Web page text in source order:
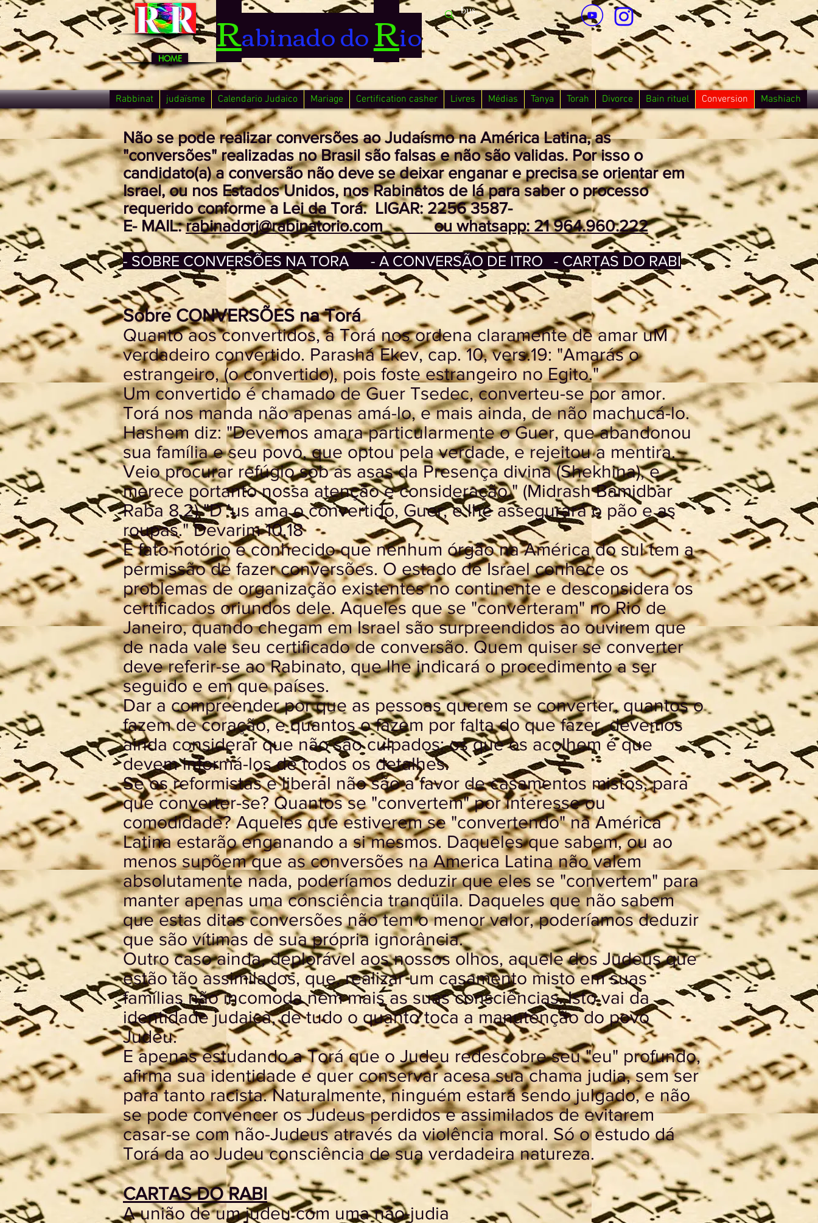
HOME Rabinado doRio
Rabbinat judaïsme Calendario Judaico Mariage Certification casher Livres Médias Tanya Torah Divorce Bain rituel Conversion Mashiach
Não se pode realizar conversões ao Judaísmo na América Latina, as
"conversões" realizadas no Brasil são falsas e não são validas. Por isso o
candidato(a) a conversão não deve se deixar enganar e precisa se orientar em
Israel, ou nos Estados Unidos, nos Rabinatos de lá para saber o processo
requerido conforme a Lei da Torá. LIGAR: 2256 3587-
E- MAIL:rabinadorj@rabinatorio.com ou whatsapp: 21 964.960.222
- SOBRE CONVERSÕES NA TORA - A CONVERSÃO DE ITRO - CARTAS DO RABI
Sobre CONVERSÕES na Torá
Quanto aos convertidos, a Torá nos ordena claramente de amar uM
verdadeiro convertido. Parashá Ekev, cap. 10, vers.19: "Amarás o
estrangeiro, (o con­vertido), pois foste estrangeiro no Egito."
Um convertido é chamado de Guer Tsedec, converteu-se por amor.
Torá nos manda não apenas amá-lo, e mais ainda, de não machucá-lo.
Hashem diz: "Devemos amara particularmente o Guer, que abandonou
sua família e seu povo, que optou pela verdade, e rejeitou a mentira.
Veio procurar refúgio sob as asas da Presença divina (Shekhina), e
merece portanto nossa atenção e consideração." (Midrash Ba­midbar
Raba 8,2) "D 'us ama o convertido, Guer, e lhe assegurará o pão e as
roupas." Devarim 10,18
E fato notório e conhecido que nenhum órgão na América do sul tem a
permissão de fazer conversões. O estado de Israel conhece os
problemas de organização existentes no continente e desconsidera os
certificados oriundos dele. Aqueles que se "converteram" no Rio de
Janeiro, quando chegam em Israel são surpreendidos ao ouvirem que
de nada vale seu certificado de conversão. Quem quiser se converter
deve referir-se ao Rabinato, que lhe indicará o procedimento a ser
seguido e em que países.
Dar a compreender por que as pessoas querem se converter, quantos o
fazem de coração, e quantos o fazem por falta do que fazer, devemos
ainda considerar que não são culpados: os que os acolhem é que
devem informá-los de todos os detalhes.
Se os reformistas e liberal não são a favor de casamentos mistos, para
que converter-se? Quantos se "convertem" por interesse ou
comodidade? Aqueles que estiverem se "convertendo" na América
Latina estarão enganando a si mesmos. Daqueles que sabem, ou ao
menos supõem que as conversões na America Latina não valem
absolutamente nada, poderíamos deduzir que eles se "convertem" para
manter apenas uma consciência tranqüila. Daqueles que não sabem
que estas ditas conversões não tem o menor valor, poderíamos deduzir
que são vítimas de sua própria ignorância.
Outro caso ainda, deplorável aos nossos olhos, aquele dos Judeus que
estão tão assimilados, que, realizar um casamento misto em suas
famílias não incomoda nem mais as suas consciências. Isto vai da
identidade judaica, de tudo o quanto toca a manutenção do povo
Judeu.
E apenas estudando a Torá que o Judeu redescobre seu "eu" profundo,
afirma sua identidade e quer conservar acesa sua chama judia, sem ser
para tanto racista. Naturalmente, ninguém estará sendo julgado, e não
se pode convencer os Judeus perdidos e assimilados de evitarem
casar-se com não-Judeus através da violência moral. Só o estudo dá
Torá da ao Judeu consciência de sua verdadeira natureza.
CARTAS DO RABI
A união de um judeu com uma não-judia